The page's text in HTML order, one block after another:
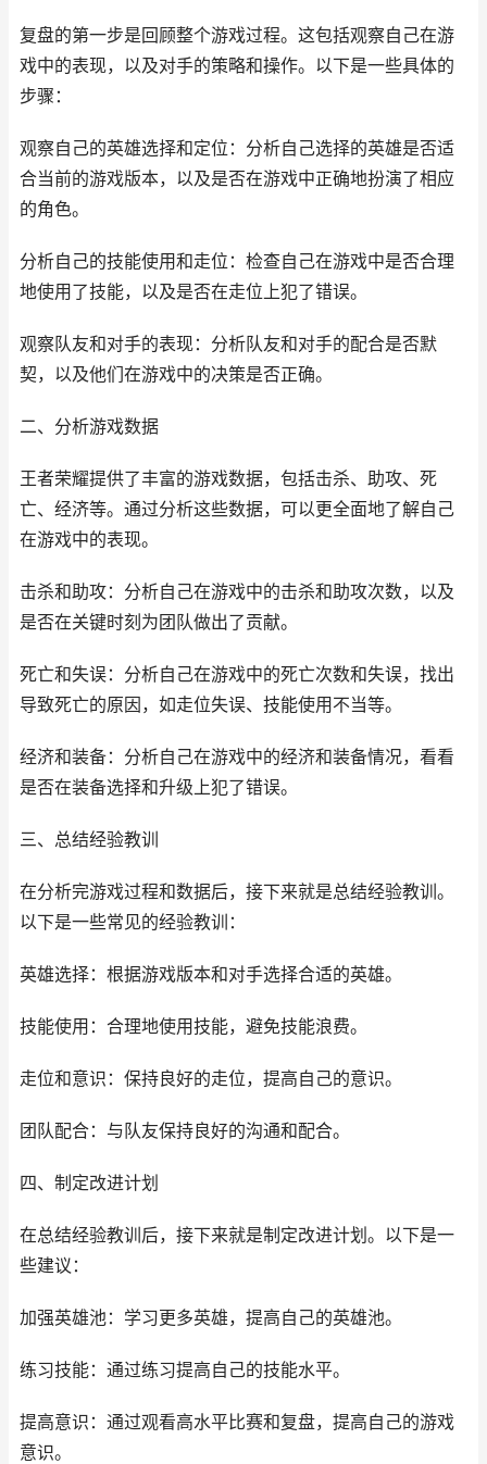
复盘的第一步是回顾整个游戏过程。这包括观察自己在游
戏中的表现，以及对手的策略和操作。以下是一些具体的
步骤：
观察自己的英雄选择和定位：分析自己选择的英雄是否适
合当前的游戏版本，以及是否在游戏中正确地扮演了相应
的角色。
分析自己的技能使用和走位：检查自己在游戏中是否合理
地使用了技能，以及是否在走位上犯了错误。
观察队友和对手的表现：分析队友和对手的配合是否默
契，以及他们在游戏中的决策是否正确。
二、分析游戏数据
王者荣耀提供了丰富的游戏数据，包括击杀、助攻、死
亡、经济等。通过分析这些数据，可以更全面地了解自己
在游戏中的表现。
击杀和助攻：分析自己在游戏中的击杀和助攻次数，以及
是否在关键时刻为团队做出了贡献。
死亡和失误：分析自己在游戏中的死亡次数和失误，找出
导致死亡的原因，如走位失误、技能使用不当等。
经济和装备：分析自己在游戏中的经济和装备情况，看看
是否在装备选择和升级上犯了错误。
三、总结经验教训
在分析完游戏过程和数据后，接下来就是总结经验教训。
以下是一些常见的经验教训：
英雄选择：根据游戏版本和对手选择合适的英雄。
技能使用：合理地使用技能，避免技能浪费。
走位和意识：保持良好的走位，提高自己的意识。
团队配合：与队友保持良好的沟通和配合。
四、制定改进计划
在总结经验教训后，接下来就是制定改进计划。以下是一
些建议：
加强英雄池：学习更多英雄，提高自己的英雄池。
练习技能：通过练习提高自己的技能水平。
提高意识：通过观看高水平比赛和复盘，提高自己的游戏
意识。